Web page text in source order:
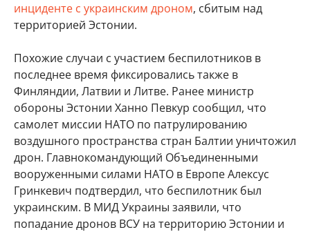
инциденте с украинским дроном, сбитым над
территорией Эстонии.
Похожие случаи с участием беспилотников в
последнее время фиксировались также в
Финляндии, Латвии и Литве. Ранее министр
обороны Эстонии Ханно Певкур сообщил, что
самолет миссии НАТО по патрулированию
воздушного пространства стран Балтии уничтожил
дрон. Главнокомандующий Объединенными
вооруженными силами НАТО в Европе Алексус
Гринкевич подтвердил, что беспилотник был
украинским. В МИД Украины заявили, что
попадание дронов ВСУ на территорию Эстонии и